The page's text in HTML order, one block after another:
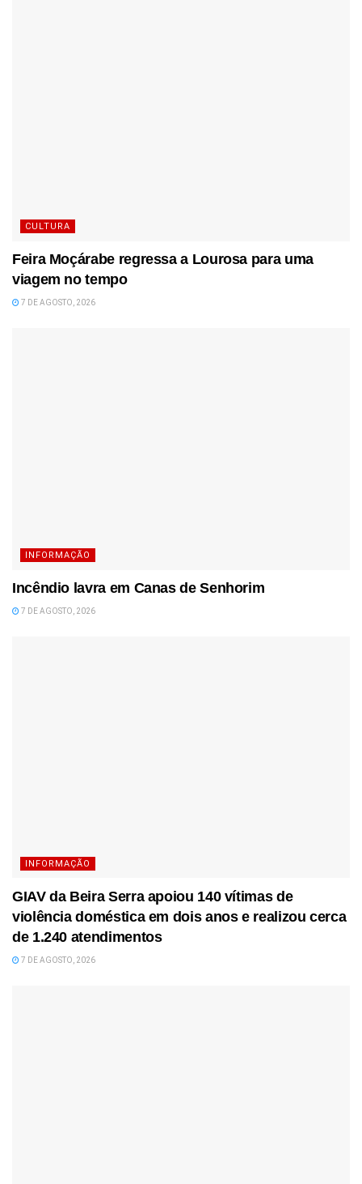
CULTURA
Feira Moçárabe regressa a Lourosa para uma
viagem no tempo
7 DE AGOSTO, 2026
INFORMAÇÃO
Incêndio lavra em Canas de Senhorim
7 DE AGOSTO, 2026
INFORMAÇÃO
GIAV da Beira Serra apoiou 140 vítimas de
violência doméstica em dois anos e realizou cerca
de 1.240 atendimentos
7 DE AGOSTO, 2026